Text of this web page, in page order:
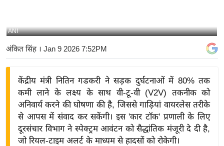
य
बि
ज़
द्यो
ANI
अंकित सिंह। Jan 9 2026 7:52PM
केंद्रीय मंत्री नितिन गडकरी ने सड़क दुर्घटनाओं में 80% तक
कमी लाने के लक्ष्य के साथ वी-टू-वी (V2V) तकनीक को
अनिवार्य करने की घोषणा की है, जिससे गाड़ियां वायरलेस तरीके
से आपस में संवाद कर सकेंगी। इस 'कार टॉक' प्रणाली के लिए
दूरसंचार विभाग ने स्पेक्ट्रम आवंटन को सैद्धांतिक मंजूरी दे दी है,
जो रियल-टाइम अलर्ट के माध्यम से हादसों को रोकेगी।